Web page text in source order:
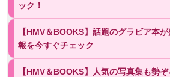
ック！
【HMV＆BOOKS】話題のグラビア本
報を今すぐチェック
【HMV＆BOOKS】人気の写真集も勢